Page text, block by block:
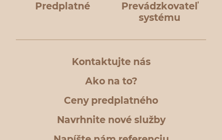
Predplatné
Prevádzkovateľ
systému
Kontaktujte nás
Ako na to?
Ceny predplatného
Navrhnite nové služby